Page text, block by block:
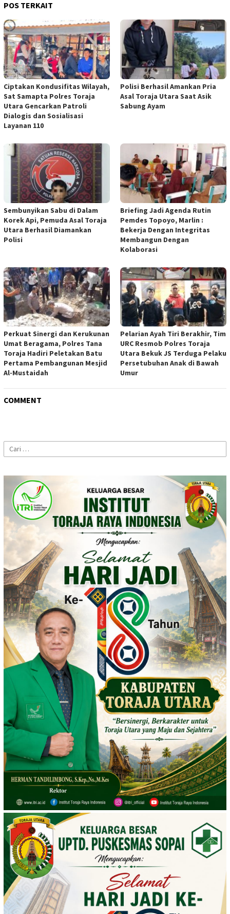
POS TERKAIT
Ciptakan Kondusifitas Wilayah,
Sat Samapta Polres Toraja
Utara Gencarkan Patroli
Dialogis dan Sosialisasi
Layanan 110
Polisi Berhasil Amankan Pria
Asal Toraja Utara Saat Asik
Sabung Ayam
Sembunyikan Sabu di Dalam
Korek Api, Pemuda Asal Toraja
Utara Berhasil Diamankan
Polisi
Briefing Jadi Agenda Rutin
Pemdes Topoyo, Marlin :
Bekerja Dengan Integritas
Membangun Dengan
Kolaborasi
Perkuat Sinergi dan Kerukunan
Umat Beragama, Polres Tana
Toraja Hadiri Peletakan Batu
Pertama Pembangunan Mesjid
Al-Mustaidah
Pelarian Ayah Tiri Berakhir, Tim
URC Resmob Polres Toraja
Utara Bekuk JS Terduga Pelaku
Persetubuhan Anak di Bawah
Umur
COMMENT
Cari
untuk: